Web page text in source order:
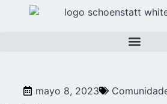
mayo 8, 2023